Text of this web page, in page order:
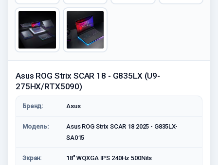
Asus ROG Strix SCAR 18 - G835LX (U9-
275HX/RTX5090)
Бренд: Asus
Модель:
Asus ROG Strix SCAR 18 2025 - G835LX-
SA015
Экран: 18" WQXGA IPS 240Hz 500Nits